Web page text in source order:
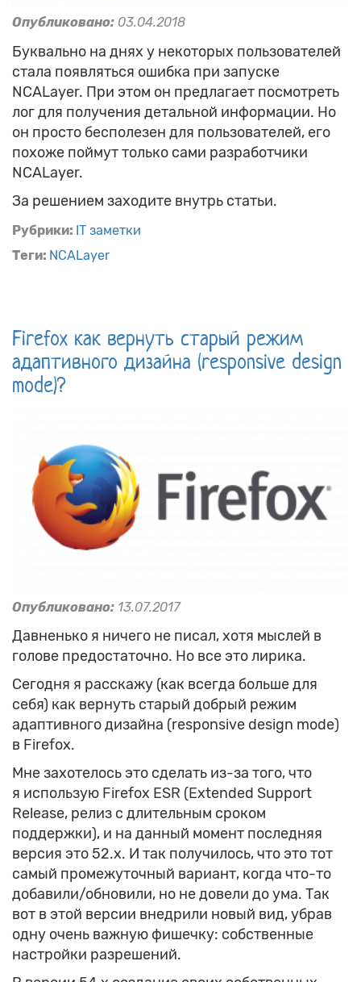
Опубликовано: 03.04.2018
Буквально на днях у некоторых пользователей
стала появляться ошибка при запуске
NCALayer. При этом он предлагает посмотреть
лог для получения детальной информации. Но
он просто бесполезен для пользователей, его
похоже поймут только сами разработчики
NCALayer.
За решением заходите внутрь статьи.
Рубрики: IT заметки
Теги: NCALayer
Firefox как вернуть старый режим
адаптивного дизайна (responsive design
mode)?
Опубликовано: 13.07.2017
Давненько я ничего не писал, хотя мыслей в
голове предостаточно. Но все это лирика.
Сегодня я расскажу (как всегда больше для
себя) как вернуть старый добрый режим
адаптивного дизайна (responsive design mode)
в Firefox.
Мне захотелось это сделать из-за того, что
я использую Firefox ESR (Extended Support
Release, релиз с длительным сроком
поддержки), и на данный момент последняя
версия это 52.x. И так получилось, что это тот
самый промежуточный вариант, когда что-то
добавили/обновили, но не довели до ума. Так
вот в этой версии внедрили новый вид, убрав
одну очень важную фишечку: собственные
настройки разрешений.